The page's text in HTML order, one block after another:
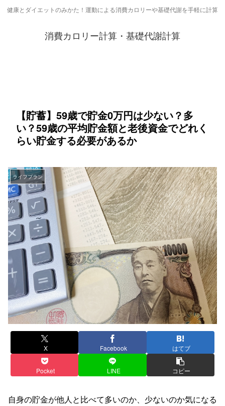
健康とダイエットのみかた！運動による消費カロリーや基礎代謝を手軽に計算
消費カロリー計算・基礎代謝計算
【貯蓄】59歳で貯金0万円は少ない？多
い？59歳の平均貯金額と老後資金でどれく
らい貯金する必要があるか
ライフプラン
X Facebook はてブ
Pocket LINE コピー
自身の貯金が他人と比べて多いのか、少ないのか気になる